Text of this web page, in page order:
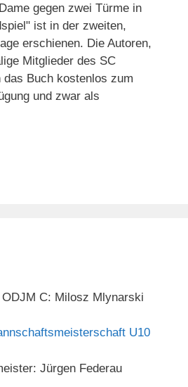
gegen zwei Türme in
ist in der zweiten,
erschienen. Die Autoren,
Mitglieder des SC
Buch kostenlos zum
und zwar als
C: Milosz Mlynarski
U10
Jürgen Federau